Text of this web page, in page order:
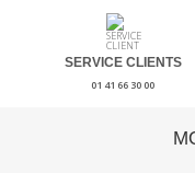
SERVICE CLIENTS
01 41 66 30 00